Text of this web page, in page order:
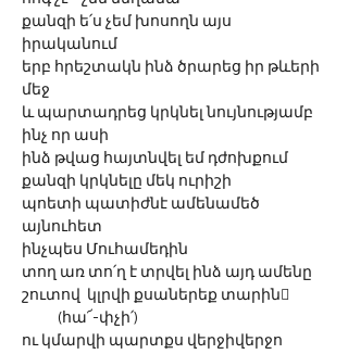
քանզի ե՛ս չեմ խոսողն այս
իրականում
երբ հրեշտակն ինձ ծրարեց իր թևերի
մեջ
և պարտադրեց կրկնել նույնությամբ
ինչ որ ասի
ինձ թվաց հայտնվել եմ դժոխքում
քանզի կրկնելը մեկ ուրիշի
պոետի պատիժնէ ամենամեծ
այնուհետ
ինչպես Մուհամեդին
տող առ տո՛ղ է տրվել ինձ այդ ամենը
շուտով  կլրվի քսաներեք տարին
           (հա՜-փչի՛)
ու կմարվի պարտքս վերջիվերջո